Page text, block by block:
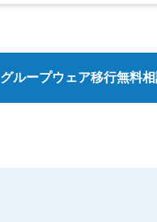
グループウェア移行無料